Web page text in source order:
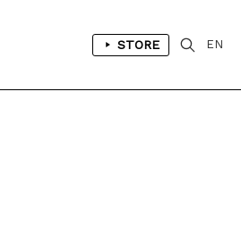
STORE EN